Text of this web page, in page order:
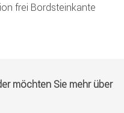
frei Bordsteinkante
möchten Sie mehr über